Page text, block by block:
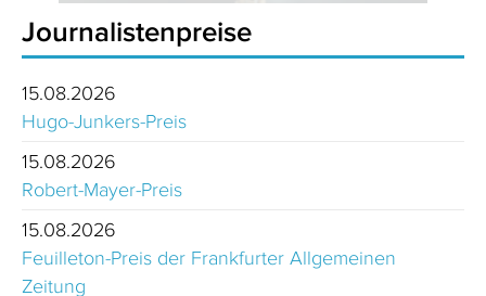
Journalistenpreise
15.08.2026
Hugo-Junkers-Preis
15.08.2026
Robert-Mayer-Preis
15.08.2026
Feuilleton-Preis der Frankfurter Allgemeinen
Zeitung